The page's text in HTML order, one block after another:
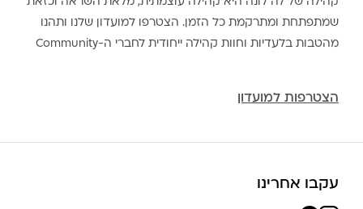
שמתפתחת ומתרקמת כל הזמן. הצטרפו למועדון שלנו ותהנו
מהטבות בלעדיות וחוות קהילה ייחודית לחברי ה-Community
הצטרפות למועדון
עקבו אחרינו